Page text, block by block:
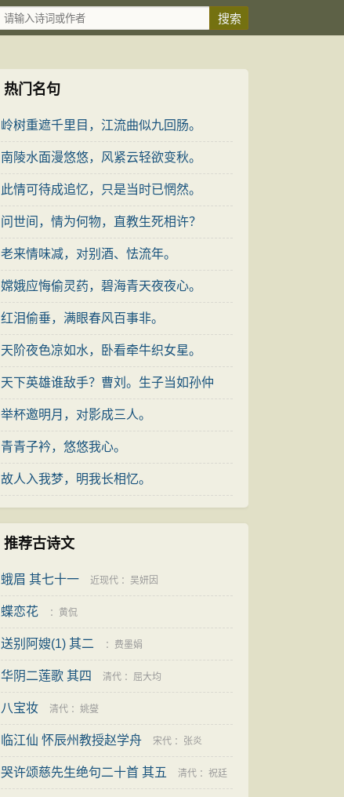
热门名句
岭树重遮千里目，江流曲似九回肠。
南陵水面漫悠悠，风紧云轻欲变秋。
此情可待成追忆，只是当时已惘然。
问世间，情为何物，直教生死相许？
老来情味减，对别酒、怯流年。
嫦娥应悔偷灵药，碧海青天夜夜心。
红泪偷垂，满眼春风百事非。
天阶夜色凉如水，卧看牵牛织女星。
天下英雄谁敌手？曹刘。生子当如孙仲
谋。
举杯邀明月，对影成三人。
青青子衿，悠悠我心。
故人入我梦，明我长相忆。
推荐古诗文
蛾眉 其七十一 近现代 ： 吴妍因
蝶恋花 ： 黄侃
送别阿嫂(1) 其二 ： 费墨娟
华阴二莲歌 其四 清代 ： 屈大均
八宝妆 清代 ： 姚燮
临江仙 怀辰州教授赵学舟 宋代 ： 张炎
哭许颂慈先生绝句二十首 其五 清代 ： 祝廷